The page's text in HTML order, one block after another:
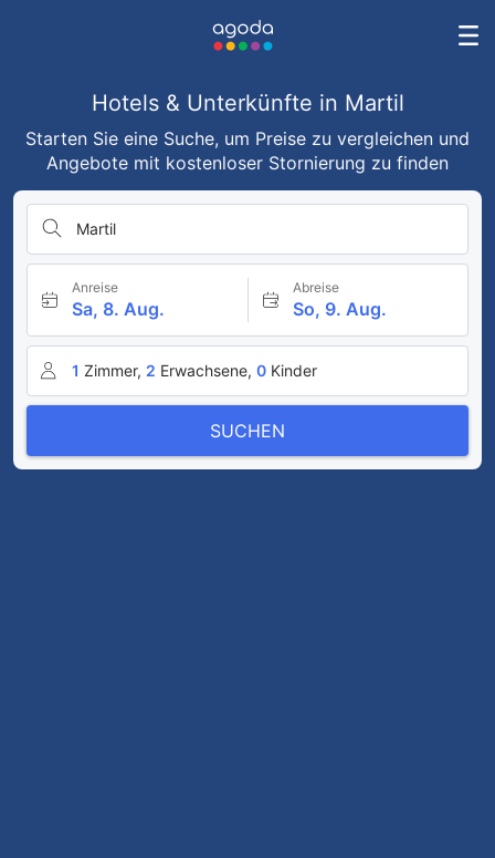
Hotels & Unterkünfte in Martil
Starten Sie eine Suche, um Preise zu vergleichen und
Angebote mit kostenloser Stornierung zu finden
Martil
Anreise
Sa, 8. Aug.
Abreise
So, 9. Aug.
1 Zimmer, 2 Erwachsene, 0 Kinder
SUCHEN